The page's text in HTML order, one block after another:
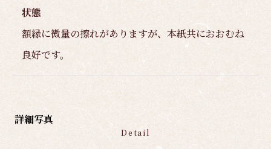
状態
額縁に微量の擦れがありますが、本紙共におおむね
良好です。
詳細写真
Detail